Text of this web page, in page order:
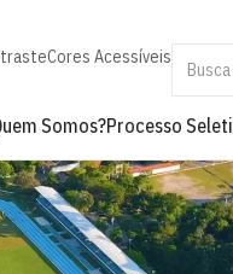
Cores Acessíveis
Somos?Processo